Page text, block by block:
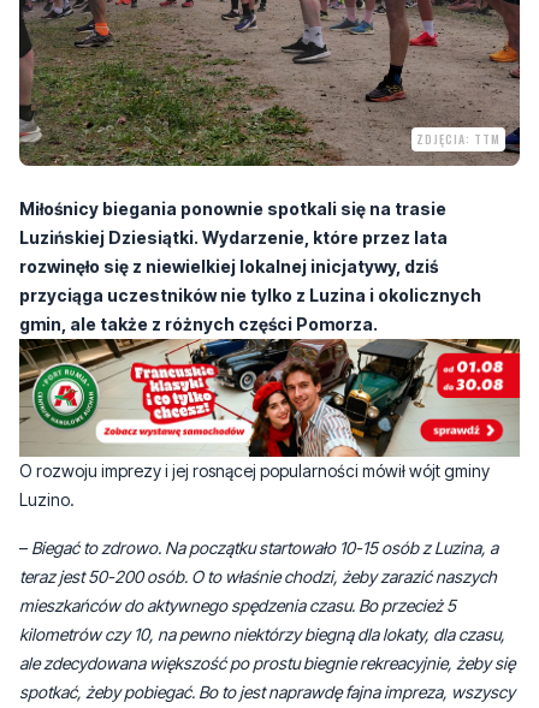
ZDJĘCIA: TTM
Miłośnicy biegania ponownie spotkali się na trasie
Luzińskiej Dziesiątki. Wydarzenie, które przez lata
rozwinęło się z niewielkiej lokalnej inicjatywy, dziś
przyciąga uczestników nie tylko z Luzina i okolicznych
gmin, ale także z różnych części Pomorza.
O rozwoju imprezy i jej rosnącej popularności mówił wójt gminy
Luzino.
– Biegać to zdrowo. Na początku startowało 10-15 osób z Luzina, a
teraz jest 50-200 osób. O to właśnie chodzi, żeby zarazić naszych
mieszkańców do aktywnego spędzenia czasu. Bo przecież 5
kilometrów czy 10, na pewno niektórzy biegną dla lokaty, dla czasu,
ale zdecydowana większość po prostu biegnie rekreacyjnie, żeby się
spotkać, żeby pobiegać. Bo to jest naprawdę fajna impreza, wszyscy